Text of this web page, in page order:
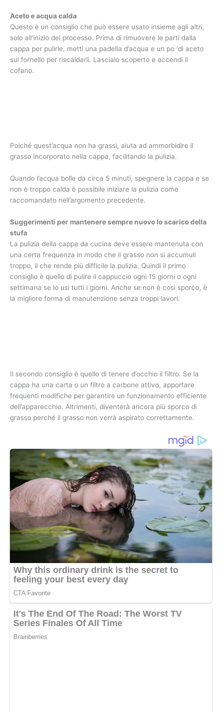
Aceto e acqua calda
Questo è un consiglio che può essere usato insieme agli altri,
solo all’inizio del processo. Prima di rimuovere le parti dalla
cappa per pulirle, metti una padella d’acqua e un po ‘di aceto
sul fornello per riscaldarli. Lascialo scoperto e accendi il
cofano.
Poiché quest’acqua non ha grassi, aiuta ad ammorbidire il
grasso incorporato nella cappa, facilitando la pulizia.
Quando l’acqua bolle da circa 5 minuti, spegnere la cappa e se
non è troppo calda è possibile iniziare la pulizia come
raccomandato nell’argomento precedente.
Suggerimenti per mantenere sempre nuovo lo scarico della
stufa
La pulizia della cappa da cucina deve essere mantenuta con
una certa frequenza in modo che il grasso non si accumuli
troppo, il che rende più difficile la pulizia. Quindi il primo
consiglio è quello di pulire il cappuccio ogni 15 giorni o ogni
settimana se lo usi tutti i giorni. Anche se non è così sporco, è
la migliore forma di manutenzione senza troppi lavori.
Il secondo consiglio è quello di tenere d’occhio il filtro. Se la
cappa ha una carta o un filtro a carbone attivo, apportare
frequenti modifiche per garantire un funzionamento efficiente
dell’apparecchio. Altrimenti, diventerà ancora più sporco di
grasso perché il grasso non verrà aspirato correttamente.